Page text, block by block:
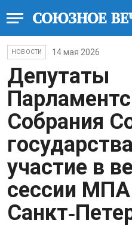
НОВОСТИ 14 мая 2026
Депутаты
Собрания
участие в
сессии